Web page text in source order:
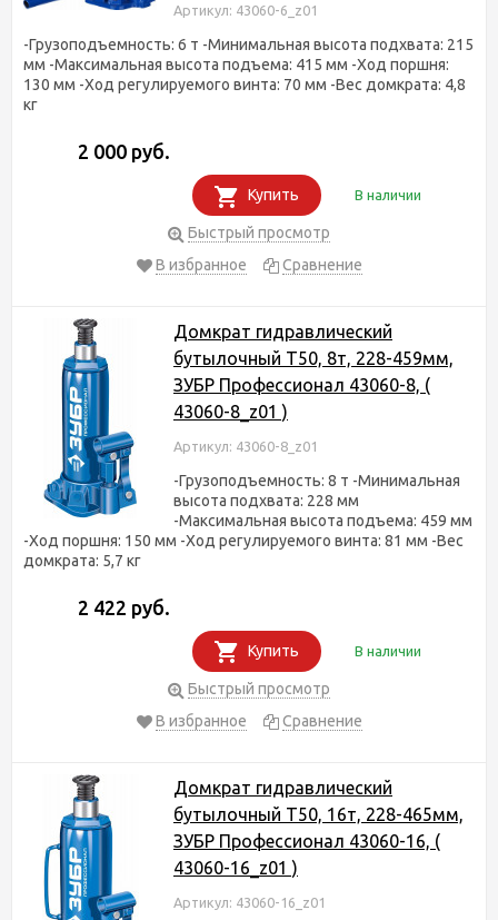
Артикул: 43060-6_z01
-Грузоподъемность: 6 т -Минимальная высота подхвата: 215
мм -Максимальная высота подъема: 415 мм -Ход поршня:
130 мм -Ход регулируемого винта: 70 мм -Вес домкрата: 4,8
кг
2 000 руб.
Купить В наличии
Быстрый просмотр
В избранное
Сравнение
Домкрат гидравлический
бутылочный T50, 8т, 228-459мм,
ЗУБР Профессионал 43060-8, (
43060-8_z01 )
Артикул: 43060-8_z01
-Грузоподъемность: 8 т -Минимальная
высота подхвата: 228 мм
-Максимальная высота подъема: 459 мм
-Ход поршня: 150 мм -Ход регулируемого винта: 81 мм -Вес
домкрата: 5,7 кг
2 422 руб.
Купить В наличии
Быстрый просмотр
В избранное
Сравнение
Домкрат гидравлический
бутылочный T50, 16т, 228-465мм,
ЗУБР Профессионал 43060-16, (
43060-16_z01 )
Артикул: 43060-16_z01